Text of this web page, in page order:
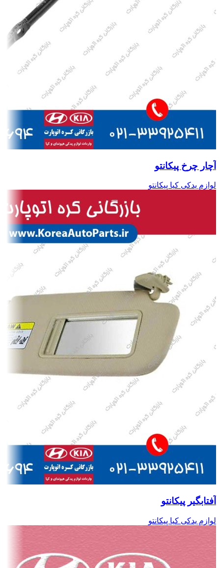
آچار چرخ پیکانتو
لوازم یدکی کیا پیکانتو
آفتابگیر پیکانتو
لوازم یدکی کیا پیکانتو